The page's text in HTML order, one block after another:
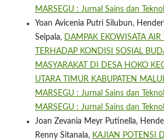
MARSEGU : Jurnal Sains dan
Yoan Avicenia Putri Silubun,
Seipala, DAMPAK EKOWISATA
TERHADAP KONDISI SOSIAL
MASYARAKAT DI DESA HOKO
UTARA TIMUR KABUPATEN
MARSEGU : Jurnal Sains dan
MARSEGU : Jurnal Sains dan
Joan Zevania Meyr Putinella,
Renny Sitanala, KAJIAN POTENSI